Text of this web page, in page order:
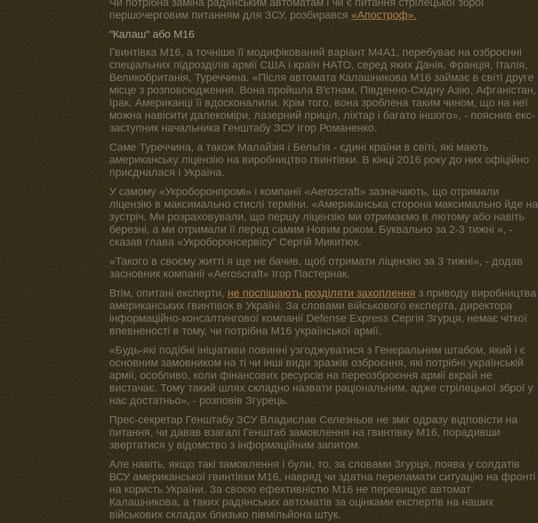
Чи потрібна заміна радянським автоматам і чи є питання стрілецької зброї
першочерговим питанням для ЗСУ, розбирався «Апостроф».
"Калаш" або М16
Гвинтівка М16, а точніше її модифікований варіант М4А1, перебуває на озброєнні
спеціальних підрозділів армії США і країн НАТО, серед яких Данія, Франція, Італія,
Великобританія, Туреччина. «Після автомата Калашникова М16 займає в світі друге
місце з розповсюдження. Вона пройшла В'єтнам, Південно-Східну Азію, Афганістан,
Ірак. Американці її вдосконалили. Крім того, вона зроблена таким чином, що на неї
можна навісити далекоміри, лазерний приціл, ліхтар і багато іншого», - пояснив екс-
заступник начальника Генштабу ЗСУ Ігор Романенко.
Саме Туреччина, а також Малайзія і Бельгія - єдині країни в світі, які мають
американську ліцензію на виробництво гвинтівки. В кінці 2016 року до них офіційно
приєдналася і Україна.
У самому «Укроборонпромі» і компанії «Aeroscraft» зазначають, що отримали
ліцензію в максимально стислі терміни. «Американська сторона максимально йде на
зустріч. Ми розраховували, що першу ліцензію ми отримаємо в лютому або навіть
березні, а ми отримали її перед самим Новим роком. Буквально за 2-3 тижні », -
сказав глава «Укроборонсервісу" Сергій Микитюк.
«Такого в своєму житті я ще не бачив, щоб отримати ліцензію за 3 тижні», - додав
засновник компанії «Aeroscraft» Ігор Пастернак.
Втім, опитані експерти, не поспішають розділяти захоплення з приводу виробництва
американських гвинтівок в Україні. За словами військового експерта, директора
інформаційно-консалтингової компанії Defense Express Сергія Згурця, немає чіткої
впевненості в тому, чи потрібна М16 української армії.
«Будь-які подібні ініціативи повинні узгоджуватися з Генеральним штабом, який і є
основним замовником на ті чи інші види зразків озброєння, які потрібні українській
армії, особливо, коли фінансових ресурсів на переозброєння армії вкрай не
вистачає. Тому такий шлях складно назвати раціональним, адже стрілецької зброї у
нас достатньо», - розповів Згурець.
Прес-секретар Генштабу ЗСУ Владислав Селезньов не зміг одразу відповісти на
питання, чи давав взагалі Генштаб замовлення на гвинтівку М16, порадивши
звертатися у відомство з інформаційним запитом.
Але навіть, якщо такі замовлення і були, то, за словами Згурця, поява у солдатів
ВСУ американської гвинтівки М16, навряд чи здатна переламати ситуацію на фронті
на користь України. За своєю ефективністю М16 не перевищує автомат
Калашникова, а таких радянських автоматів за оцінками експертів на наших
військових складах близько півмільйона штук.